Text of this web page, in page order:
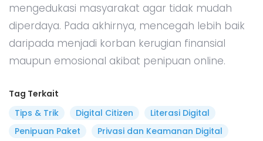
mengedukasi masyarakat agar tidak mudah
diperdaya. Pada akhirnya, mencegah lebih baik
daripada menjadi korban kerugian finansial
maupun emosional akibat penipuan online.
Tag Terkait
Tips & Trik
Digital Citizen
Literasi Digital
Penipuan Paket
Privasi dan Keamanan Digital